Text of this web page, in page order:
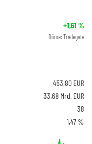
+1,61 %
Börse: Tradegate
453,80 EUR
33,68 Mrd. EUR
38
1,47 %